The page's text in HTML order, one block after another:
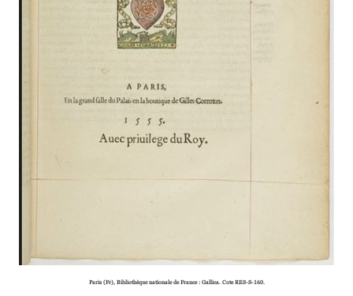
Paris (Fr), Bibliothèque natio­­­­nale de France : Gallica. Cote RES-S-160.